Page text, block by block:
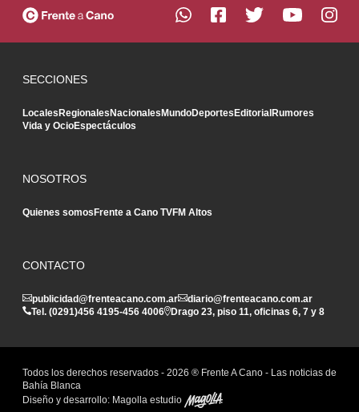
SECCIONES
LocalesRegionalesNacionalesMundoDeportesEditorialRumores
Vida y OcioEspectáculos
NOSOTROS
Quienes somosFrente a Cano TVFM Altos
CONTACTO
publicidad@frenteacano.com.ar
diario@frenteacano.com.ar
Tel. (0291)456 4195-456 4006 Drago 23, piso 11, oficinas 6, 7 y 8
Todos los derechos reservados - 2026 ® Frente A Cano - Las noticias de
Bahía Blanca
Diseño y desarrollo: Magolla estudio